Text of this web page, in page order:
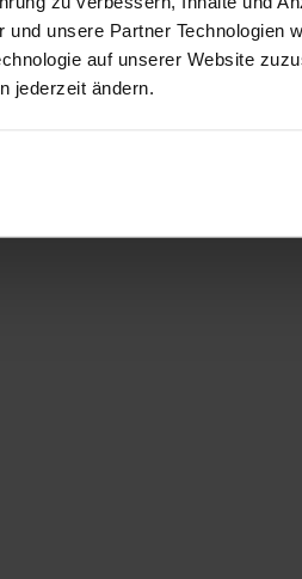
und unsere Partner
auf unserer Website
jederzeit ändern.